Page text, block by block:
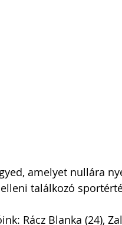
amelyet nullára
találkozó
Rácz Blanka (24),